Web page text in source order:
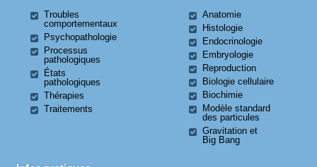
Troubles
comportementaux
Psychopathologie
Processus
pathologiques
États
pathologiques
Thérapies
Traitements
Anatomie
Histologie
Endocrinologie
Embryologie
Reproduction
Biologie cellulaire
Biochimie
Modèle standard
des particules
Gravitation et
Big Bang